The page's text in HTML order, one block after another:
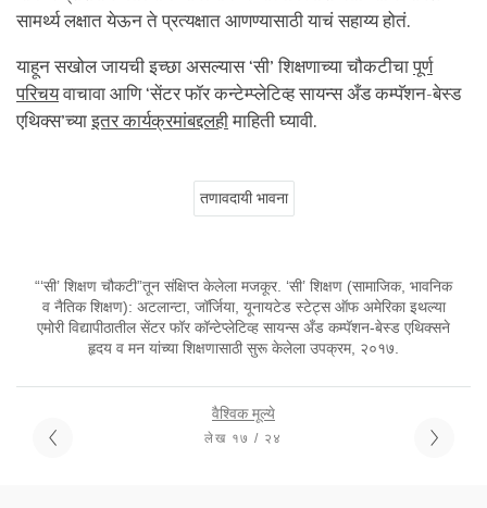
सामर्थ्य लक्षात येऊन ते प्रत्यक्षात आणण्यासाठी याचं सहाय्य होतं.
याहून सखोल जायची इच्छा असल्यास ‘सी’ शिक्षणाच्या चौकटीचापूर्ण
परिचयवाचावा आणि ‘सेंटर फॉर कन्टेम्प्लेटिव्ह सायन्स अँड कम्पॅशन-बेस्ड
एथिक्स’च्याइतर कार्यक्रमांबद्दलहीमाहिती घ्यावी.
तणावदायी भावना
“‘सी’ शिक्षण चौकटी”तून संक्षिप्त केलेला मजकूर. ‘सी’ शिक्षण (सामाजिक, भावनिक
व नैतिक शिक्षण): अटलान्टा, जॉर्जिया, यूनायटेड स्टेट्स ऑफ अमेरिका इथल्या
एमोरी विद्यापीठातील सेंटर फॉर कॉन्टेप्लेटिव्ह सायन्स अँड कम्पॅशन-बेस्ड एथिक्सने
हृदय व मन यांच्या शिक्षणासाठी सुरू केलेला उपक्रम, २०१७.
वैश्विक मूल्ये
लेख १७ / २४